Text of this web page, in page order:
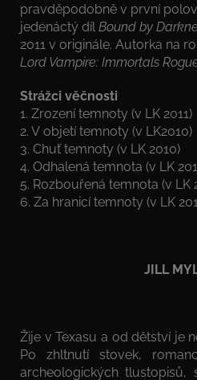
pravděpodobně v první
jedenáctý díl Bound by
2011 v originále. Autorka na
Lord Vampire: Immortals
Strážci věčnosti
1. Zrození temnoty (v LK 2011)
2. V objetí temnoty (v LK2010)
3. Chuť temnoty (v LK 2010)
4. Odhalená temnota (v LK
5. Rozbouřená temnota (v LK
6. Za hranicí temnoty (v LK
JILL
Žije v Texasu a od dětství je
Po zhltnutí stovek,
archeologických